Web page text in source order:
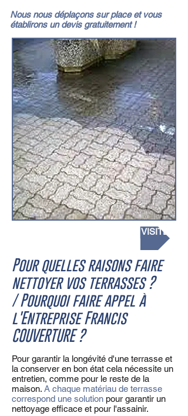
Nous nous déplaçons sur place et vous
établirons un devis gratuitement !
DEMANDEZ UN DEVIS / UNE VISITE
Pour quelles raisons faire
nettoyer vos terrasses ?
/ Pourquoi faire appel à
l'Entreprise Francis
COUVERTURE ?
Pour garantir la longévité d'une terrasse et
la conserver en bon état cela nécessite un
entretien, comme pour le reste de la
maison. A chaque matériau de terrasse
correspond une solution pour garantir un
nettoyage efficace et pour l'assainir.